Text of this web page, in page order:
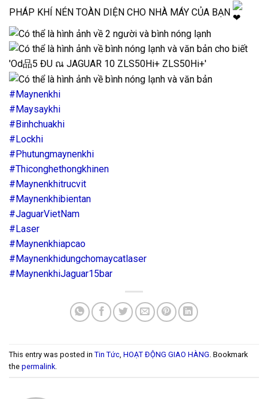
PHÁP KHÍ NÉN TOÀN DIỆN CHO NHÀ MÁY CỦA BẠN
#Maynenkhi
#Maysaykhi
#Binhchuakhi
#Lockhi
#Phutungmaynenkhi
#Thiconghethongkhinen
#Maynenkhitrucvit
#Maynenkhibientan
#JaguarVietNam
#Laser
#Maynenkhiapcao
#Maynenkhidungchomaycatlaser
#MaynenkhiJaguar15bar
This entry was posted in Tin Tức HOẠT ĐỘNG GIAO HÀNG . Bookmark
the permalink